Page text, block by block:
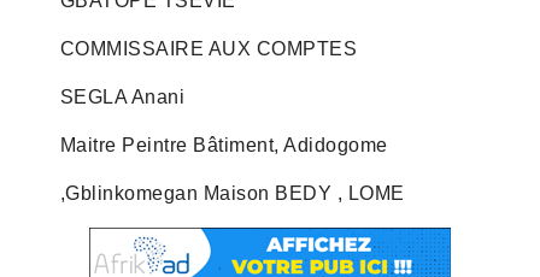
COMMISSAIRE AUX COMPTES
SEGLA Anani
Maitre Peintre Bâtiment, Adidogome
,Gblinkomegan Maison BEDY , LOME